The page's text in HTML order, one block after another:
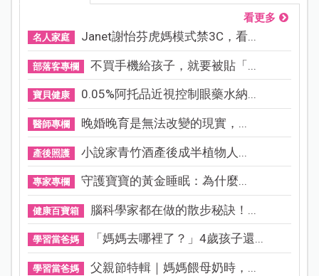
看更多
名人家庭 Janet謝怡芬虎媽模式禁3C，看...
部落客專欄 不買手機給孩子，就要被貼「...
寶貝健康 0.05%阿托品近視控制眼藥水納...
醫師專欄 晚婚晚育是無法改變的現實，...
產後照護 小說家青竹酒產後成半植物人...
專家專欄 守護寶寶的黃金睡眠：為什麼...
健康百寶箱 腦科學家都在做的散步秘訣！...
學習當爸媽 「媽媽去哪裡了？」4歲孩子還...
學習當爸媽 父親節特輯｜媽媽餵母奶時，...